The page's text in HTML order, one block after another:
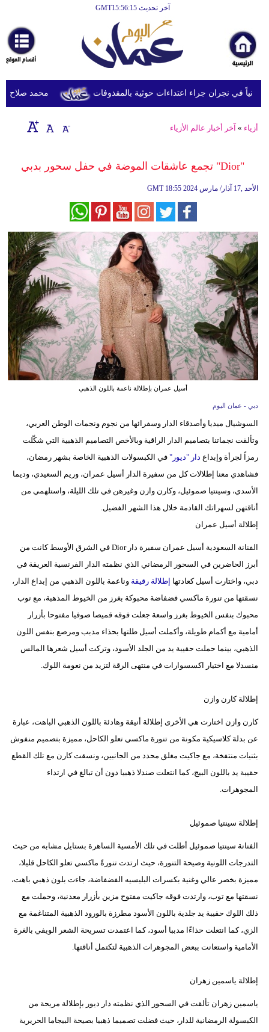
آخر تحديث GMT15:56:15
أخبارعاجلة
رياضة
ثقافة
إقتصاد
وموسيقى
وتغذية
سياحة
وسفر
ديكور
أخبار
إعلام
تعليم
وتكنولوجيا
بيئة
سيارات
محمد صلاح يصل
أزياء » آخر أخبار عالم الأزياء
"Dior" تجمع عاشقات الموضة في حفل سحور بدبي
GMT 18:55 2024 الأحد ,17 آذار/ مارس
أسيل عمران بإطلالة ناعمة باللون الذهبي
دبي - عمان اليوم
السوشيال ميديا وأصدقاء الدار وسفرائها من نجوم ونجمات الوطن العربي،
وتألقت نجماتنا بتصاميم الدار الراقية وبالأخص التصاميم الذهبية التي شكّلت
رمزاً لجرأة وإبداع دار "ديور"في الكبسولات الذهبية الخاصة بشهر رمضان،
فشاهدي معنا إطلالات كل من سفيرة الدار أسيل عمران، وريم السعيدي، وديما
الأسدي، وسينتيا صموئيل، وكارن وازن وغيرهن في تلك الليلة، واستلهمي من
أناقتهن لسهراتك القادمة خلال هذا الشهر الفضيل.
إطلالة أسيل عمران
الفنانة السعودية أسيل عمران سفيرة دار Dior في الشرق الأوسط كانت من
أبرز الحاضرين في السحور الرمضاني الذي نظمته الدار الفرنسية العريقة في
دبي، واختارت أسيل كعادتها إطلالة رقيقة وناعمة باللون الذهبي من إبداع الدار،
نسقتها من تنورة ماكسي فضفاضة محبوكة بغرز من الخيوط المذهبة، مع توب
محبوك بنفس الخيوط بغرز واسعة جعلت فوقه قميصا صوفيا مفتوحا بأزرار
أمامية مع أكمام طويلة، وأكملت أسيل طلتها بحذاء مدبب ومرصع بنفس اللون
الذهبي، بينما حملت حقيبة يد من الجلد الأسود، وتركت أسيل شعرها المالس
منسدلا مع اختيار اكسسوارات في منتهى الرقة لتزيد من نعومة اللوك.
إطلالة كارن وازن
كارن وازن اختارت هي الأخرى إطلالة أنيقة وهادئة باللون الذهبي الباهت، عبارة
عن بدلة كلاسيكية مكونة من تنورة ماكسي تعلو الكاحل، مميزة بتصميم منفوش
بثنيات منتفخة، مع جاكيت مغلق محدد من الجانبين، ونسقت كارن مع تلك القطع
حقيبة يد باللون البيج، كما انتعلت صندلا ذهبيا دون أن تبالغ في ارتداء
المجوهرات.
إطلالة سينتيا صموئيل
الفنانة سينتيا صموئيل أطلت في تلك الأمسية الساهرة بستايل مشابه من حيث
التدرجات اللونية وصيحة التنورة، حيث ارتدت تنورةً ماكسي تعلو الكاحل قليلا،
مميزة بخصر عالي وغنية بكسرات البليسيه الفضفاضة، جاءت بلون ذهبي باهت،
نسقتها مع توب، وارتدت فوقه جاكيت مفتوح مزين بأزرار معدنية، وحملت مع
ذلك اللوك حقيبة يد جلدية باللون الأسود مطرزة بالورود الذهبية المتناغمة مع
الزي، كما انتعلت حذاءًا مدببا أسود، كما اعتمدت تسريحة الشعر الويفي بالغرة
الأمامية واستعانت ببعض المجوهرات الذهبية لتكتمل أناقتها.
إطلالة ياسمين زهران
ياسمين زهران تألقت في السحور الذي نظمته دار ديور بإطلالة مريحة من
الكبسولة الرمضانية للدار، حيث فضلت تصميما ذهبيا بصيحة البيجاما الحريرية